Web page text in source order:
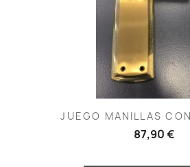
JUEGO MANILLAS
87,90 €